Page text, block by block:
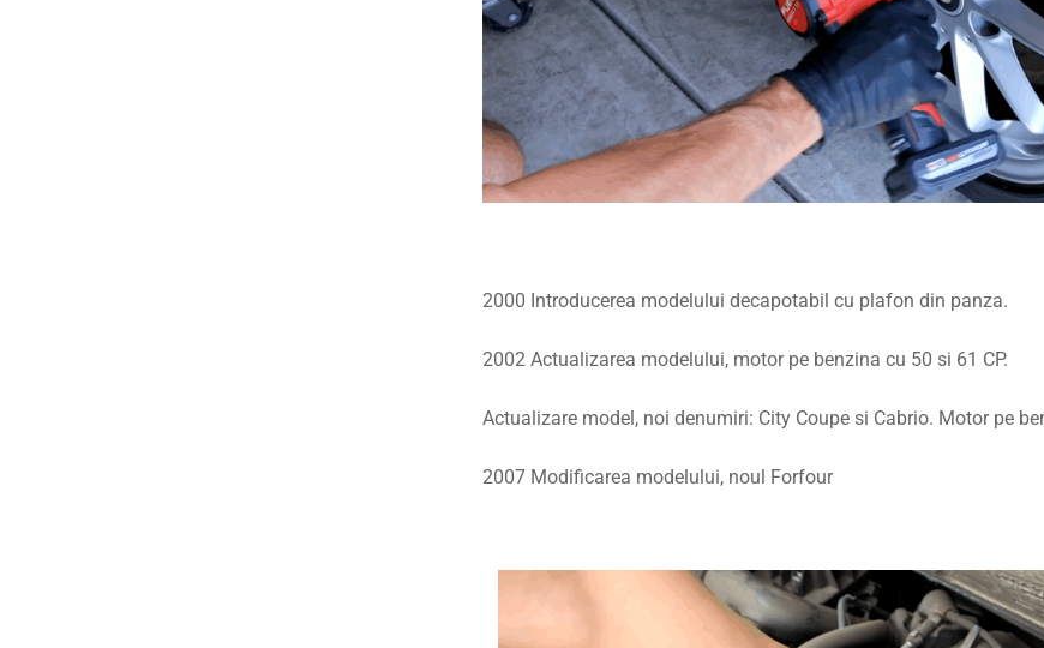
2000 Introducerea modelului decapotabil cu plafon din panza.
2002 Actualizarea modelului, motor pe benzina cu 50 si 61 CP.
Actualizare model, noi denumiri: City Coupe si Cabrio. Motor pe
2007 Modificarea modelului, noul Forfour